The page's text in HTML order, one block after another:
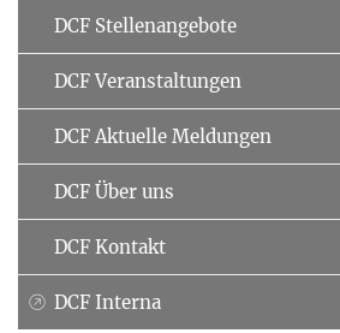
DCF Stellenangebote
DCF Veranstaltungen
DCF Aktuelle Meldungen
DCF Über uns
DCF Kontakt
DCF Interna